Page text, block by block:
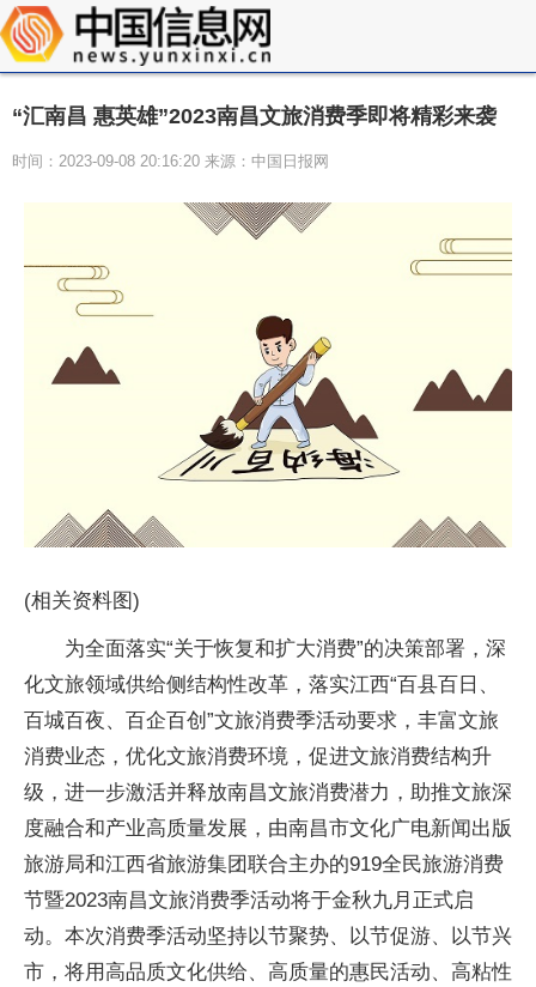
“汇南昌 惠英雄”2023南昌文旅消费季即将精彩来袭
时间：2023-09-08 20:16:20 来源：中国日报网
(相关资料图)
为全面落实“关于恢复和扩大消费”的决策部署，深
化文旅领域供给侧结构性改革，落实江西“百县百日、
百城百夜、百企百创”文旅消费季活动要求，丰富文旅
消费业态，优化文旅消费环境，促进文旅消费结构升
级，进一步激活并释放南昌文旅消费潜力，助推文旅深
度融合和产业高质量发展，由南昌市文化广电新闻出版
旅游局和江西省旅游集团联合主办的919全民旅游消费
节暨2023南昌文旅消费季活动将于金秋九月正式启
动。本次消费季活动坚持以节聚势、以节促游、以节兴
市，将用高品质文化供给、高质量的惠民活动、高粘性